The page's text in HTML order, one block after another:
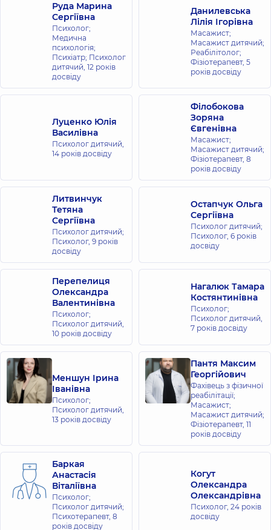
Руда Марина
Сергіївна
Психолог;
Медична
психологія;
Психіатр; Психолог
дитячий, 12 років
досвіду
Данилевська
Лілія Ігорівна
Масажист;
Масажист дитячий;
Реабілітолог;
Фізіотерапевт, 5
років досвіду
Луценко Юлія
Василівна
Психолог дитячий,
14 років досвіду
Філобокова
Зоряна
Євгенівна
Масажист;
Масажист дитячий;
Фізіотерапевт, 8
років досвіду
Литвинчук
Тетяна
Сергіївна
Психолог дитячий;
Психолог, 9 років
досвіду
Остапчук Ольга
Сергіївна
Психолог дитячий;
Психолог, 6 років
досвіду
Перепелиця
Олександра
Валентинівна
Психолог;
Психолог дитячий,
10 років досвіду
Нагалюк Тамара
Костянтинівна
Психолог;
Психолог дитячий,
7 років досвіду
Меншун Ірина
Іванівна
Психолог;
Психолог дитячий,
13 років досвіду
Пантя Максим
Георгійович
Фахівець з фізичної
реабілітації;
Масажист;
Масажист дитячий;
Фізіотерапевт, 11
років досвіду
Баркая
Анастасія
Віталіївна
Психолог;
Психолог дитячий;
Психотерапевт, 8
років досвіду
Когут
Олександра
Олександрівна
Психолог, 24 років
досвіду